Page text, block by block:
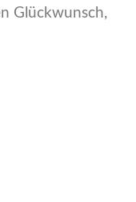
Glückwunsch,